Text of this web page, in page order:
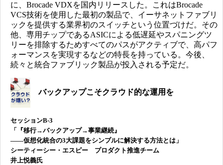
に、Brocade VDXを国内リリースした。これはBrocade
VCS技術を使用した最初の製品で、イーサネットファブリ
ックを提供する業界初のスイッチという位置づけだ。その
他、専用チップであるASICによる低遅延やスパニングツ
リーを排除するためすべてのパスがアクティブで、高パフ
ォーマンスを実現するなどの特長を持っている。今後、
続々と統合ファブリック製品が投入される予定だ。
バックアップこそクラウド的な運用を
セッションB-3
「『移行→バックアップ→事業継続』
――仮想化統合の3大課題をシンプルに解決する方法とは」
シーティーシー・エスピー プロダクト推進チーム
井上悦義氏